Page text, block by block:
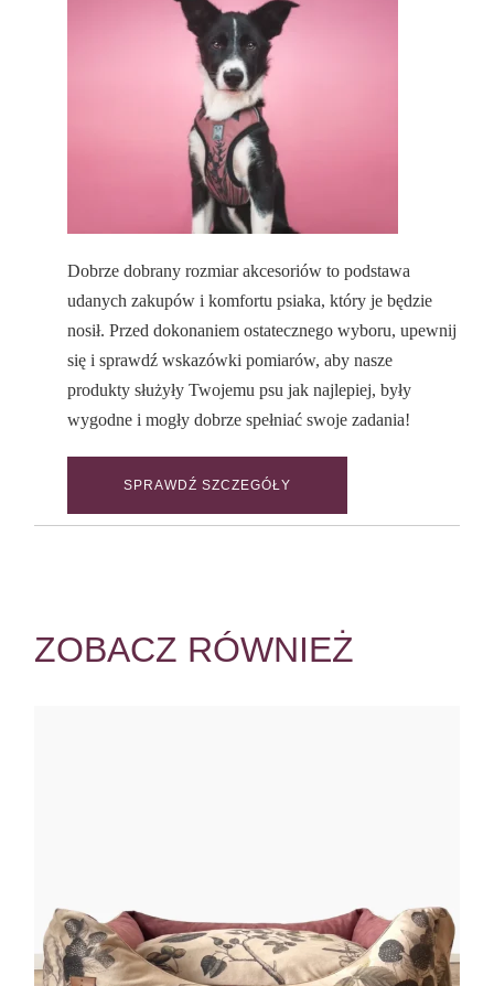
Dobrze dobrany rozmiar akcesoriów to podstawa
udanych zakupów i komfortu psiaka, który je będzie
nosił. Przed dokonaniem ostatecznego wyboru, upewnij
się i sprawdź wskazówki pomiarów, aby nasze
produkty służyły Twojemu psu jak najlepiej, były
wygodne i mogły dobrze spełniać swoje zadania!
SPRAWDŹ SZCZEGÓŁY
ZOBACZ RÓWNIEŻ